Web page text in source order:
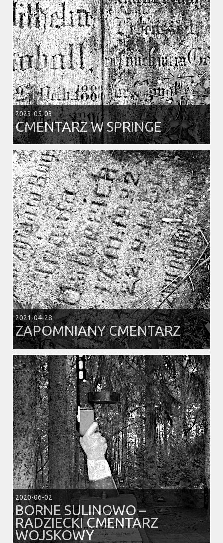
2023-05-03
CMENTARZ W SPRINGE
2021-04-28
ZAPOMNIANY CMENTARZ
2020-06-02
BORNE SULINOWO –
RADZIECKI CMENTARZ
WOJSKOWY